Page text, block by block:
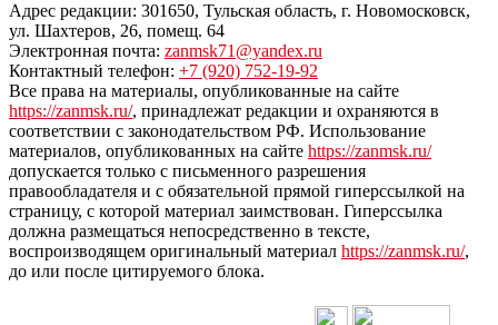
Адрес редакции: 301650, Тульская область, г. Новомосковск,
ул. Шахтеров, 26, помещ. 64
Электронная почта: zanmsk71@yandex.ru
Контактный телефон: +7 (920) 752-19-92
Все права на материалы, опубликованные на сайте
https://zanmsk.ru/, принадлежат редакции и охраняются в
соответствии с законодательством РФ. Использование
материалов, опубликованных на сайте https://zanmsk.ru/
допускается только с письменного разрешения
правообладателя и с обязательной прямой гиперссылкой на
страницу, с которой материал заимствован. Гиперссылка
должна размещаться непосредственно в тексте,
воспроизводящем оригинальный материал https://zanmsk.ru/,
до или после цитируемого блока.